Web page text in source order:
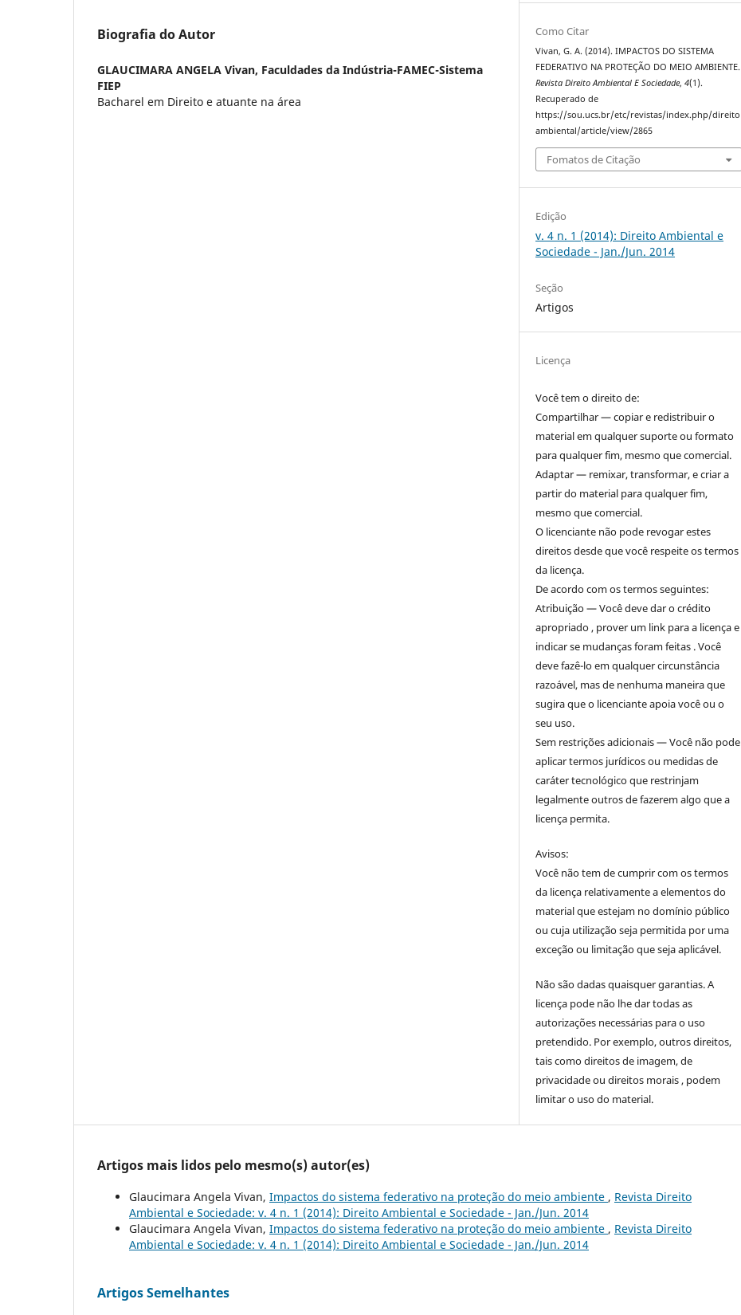
Biografia do Autor
GLAUCIMARA ANGELA Vivan, Faculdades da Indústria-FAMEC-Sistema
FIEP
Bacharel em Direito e atuante na área
Como Citar
Vivan, G. A. (2014). IMPACTOS DO SISTEMA
FEDERATIVO NA PROTEÇÃO DO MEIO AMBIENTE.
Revista Direito Ambiental E Sociedade,4(1).
Recuperado de
https://sou.ucs.br/etc/revistas/index.php/direito
ambiental/article/view/2865
Fomatos de Citação
Edição
v. 4 n. 1 (2014): Direito Ambiental e
Sociedade - Jan./Jun. 2014
Seção
Artigos
Licença
Você tem o direito de:
Compartilhar — copiar e redistribuir o
material em qualquer suporte ou formato
para qualquer fim, mesmo que comercial.
Adaptar — remixar, transformar, e criar a
partir do material para qualquer fim,
mesmo que comercial.
O licenciante não pode revogar estes
direitos desde que você respeite os termos
da licença.
De acordo com os termos seguintes:
Atribuição — Você deve dar o crédito
apropriado , prover um link para a licença e
indicar se mudanças foram feitas . Você
deve fazê-lo em qualquer circunstância
razoável, mas de nenhuma maneira que
sugira que o licenciante apoia você ou o
seu uso.
Sem restrições adicionais — Você não pode
aplicar termos jurídicos ou medidas de
caráter tecnológico que restrinjam
legalmente outros de fazerem algo que a
licença permita.
Avisos:
Você não tem de cumprir com os termos
da licença relativamente a elementos do
material que estejam no domínio público
ou cuja utilização seja permitida por uma
exceção ou limitação que seja aplicável.
Não são dadas quaisquer garantias. A
licença pode não lhe dar todas as
autorizações necessárias para o uso
pretendido. Por exemplo, outros direitos,
tais como direitos de imagem, de
privacidade ou direitos morais , podem
limitar o uso do material.
Artigos mais lidos pelo mesmo(s) autor(es)
Glaucimara Angela Vivan, Impactos do sistema federativo na proteção do meio ambiente , Revista Direito
Ambiental e Sociedade: v. 4 n. 1 (2014): Direito Ambiental e Sociedade - Jan./Jun. 2014
Glaucimara Angela Vivan, Impactos do sistema federativo na proteção do meio ambiente , Revista Direito
Ambiental e Sociedade: v. 4 n. 1 (2014): Direito Ambiental e Sociedade - Jan./Jun. 2014
Artigos Semelhantes